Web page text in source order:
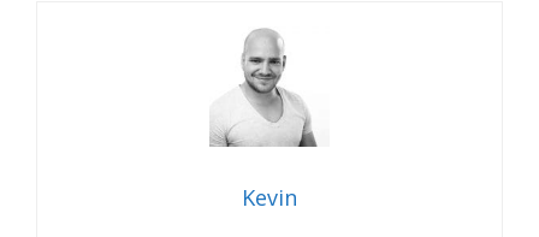
Kevin